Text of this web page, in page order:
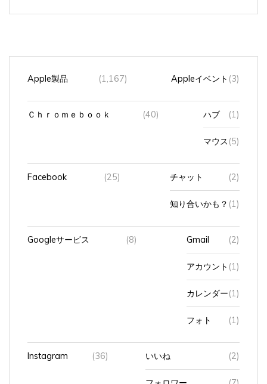
Apple製品 (1,167) Appleイベント (3)
Ｃｈｒｏｍｅｂｏｏｋ (40) ハブ (1)
マウス (5)
Facebook (25) チャット (2)
知り合いかも？ (1)
Googleサービス (8) Gmail (2)
アカウント (1)
カレンダー (1)
フォト (1)
Instagram (36) いいね (2)
フォロワー (7)